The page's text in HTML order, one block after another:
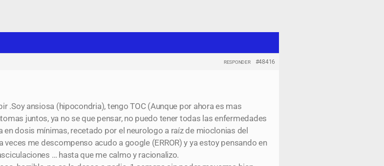
#48416
RESPONDER
.Soy ansiosa (hipocondria), tengo TOC (Aunque por ahora es mas
juntos, ya no se que pensar, no puedo tener todas las enfermedades
dosis mínimas, recetado por el neurologo a raíz de mioclonias del
me descompenso acudo a google (ERROR) y ya estoy pensando en
… hasta que me calmo y racionalizo.